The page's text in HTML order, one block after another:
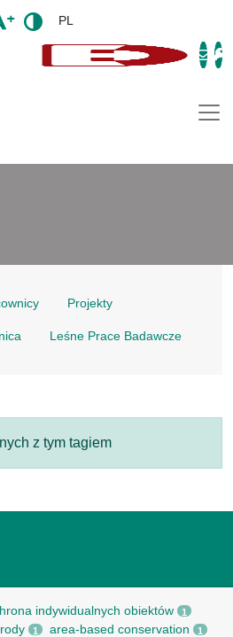
PL
Projekty
Leśne Prace Badawcze
z tym tagiem
indywidualnych obiektów 1
1 area-based conservation 1